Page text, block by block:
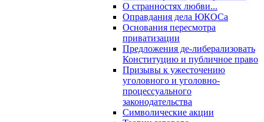
О странностях любви...
Оправдания дела ЮКОСа
Основания пересмотра
приватизации
Предложения де-либерализовать
Конституцию и публичное право
Призывы к ужесточению
уголовного и уголовно-
процессуального
законодательства
Символические акции